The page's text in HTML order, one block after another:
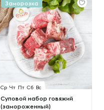
Заморозка
Ср Чт Пт Сб Вс
Суповой набор говяжий
(замороженный)